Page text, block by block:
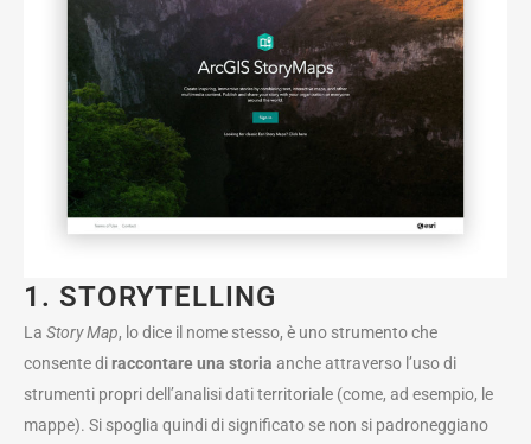
1. STORYTELLING
La Story Map, lo dice il nome stesso, è uno strumento che
consente diraccontare una storia anche attraverso l’uso di
strumenti propri dell’analisi dati territoriale (come, ad esempio, le
mappe). Si spoglia quindi di significato se non si padroneggiano